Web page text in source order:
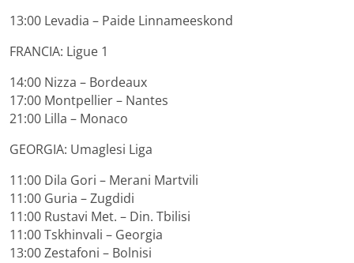
13:00 Levadia – Paide Linnameeskond
FRANCIA: Ligue 1
14:00 Nizza – Bordeaux
17:00 Montpellier – Nantes
21:00 Lilla – Monaco
GEORGIA: Umaglesi Liga
11:00 Dila Gori – Merani Martvili
11:00 Guria – Zugdidi
11:00 Rustavi Met. – Din. Tbilisi
11:00 Tskhinvali – Georgia
13:00 Zestafoni – Bolnisi